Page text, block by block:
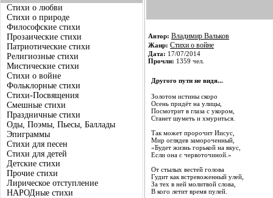
Стихи о любви
Стихи о природе
Философские стихи
Прозаические стихи
Патриотические стихи
Религиозные стихи
Мистические стихи
Стихи о войне
Фольклорные стихи
Стихи-Посвящения
Смешные стихи
Праздничные стихи
Оды, Поэмы, Пьесы, Баллады
Эпиграммы
Стихи для песен
Стихи для детей
Детские стихи
Прочие стихи
Лирическое отступление
НАРОДные стихи
Автор: Владимир Вальков
Жанр: Стихи о войне
Дата: 17/07/2014
Прочли: 1359 чел.
Другого пути не видя...
Золотом истины скоро
Осень придёт на улицы,
Посмотрит в глаза с укором,
Станет шуметь и хмуриться.
Так может пророчит Иисус,
Мир оглядев замороченный,
«Будет жизнь горькой на вкус,
Если она с червоточиной.»
От стылых вестей голова
Гудит как встревоженный улей,
За тех в ней молитвой слова,
В кого летит время пулей.